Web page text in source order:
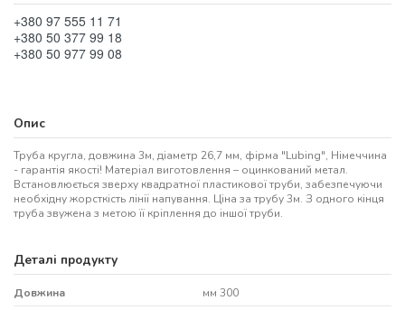
+380 97 555 11 71
+380 50 377 99 18
+380 50 977 99 08
Опис
Труба кругла, довжина 3м, діаметр 26,7 мм, фірма "Lubing", Німеччина
- гарантія якості! Матеріал виготовлення – оцинкований метал.
Встановлюється зверху квадратної пластикової труби, забезпечуючи
необхідну жорсткість лінії напування. Ціна за трубу 3м. З одного кінця
труба звужена з метою її кріплення до іншої труби.
Деталі продукту
Довжина
мм 300